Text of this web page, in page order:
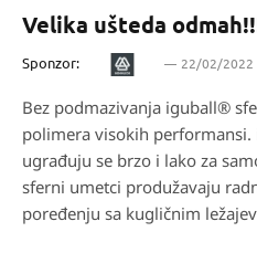
Velika ušteda
Sponzor: 22/02/2022
Bez podmazivanja iguball®
polimera visokih
ugrađuju se brzo i lako za
sferni umetci produžavaju
poređenju sa kugličnim